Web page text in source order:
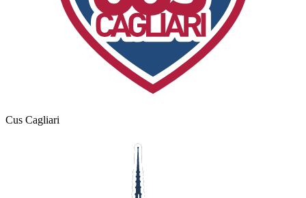
Cus Cagliari